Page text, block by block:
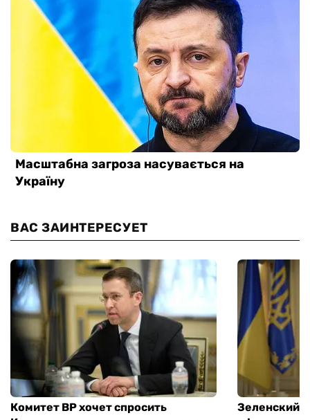
ВАС ЗАИНТЕРЕСУЕТ
Комитет ВР хочет спросить
Зеленский